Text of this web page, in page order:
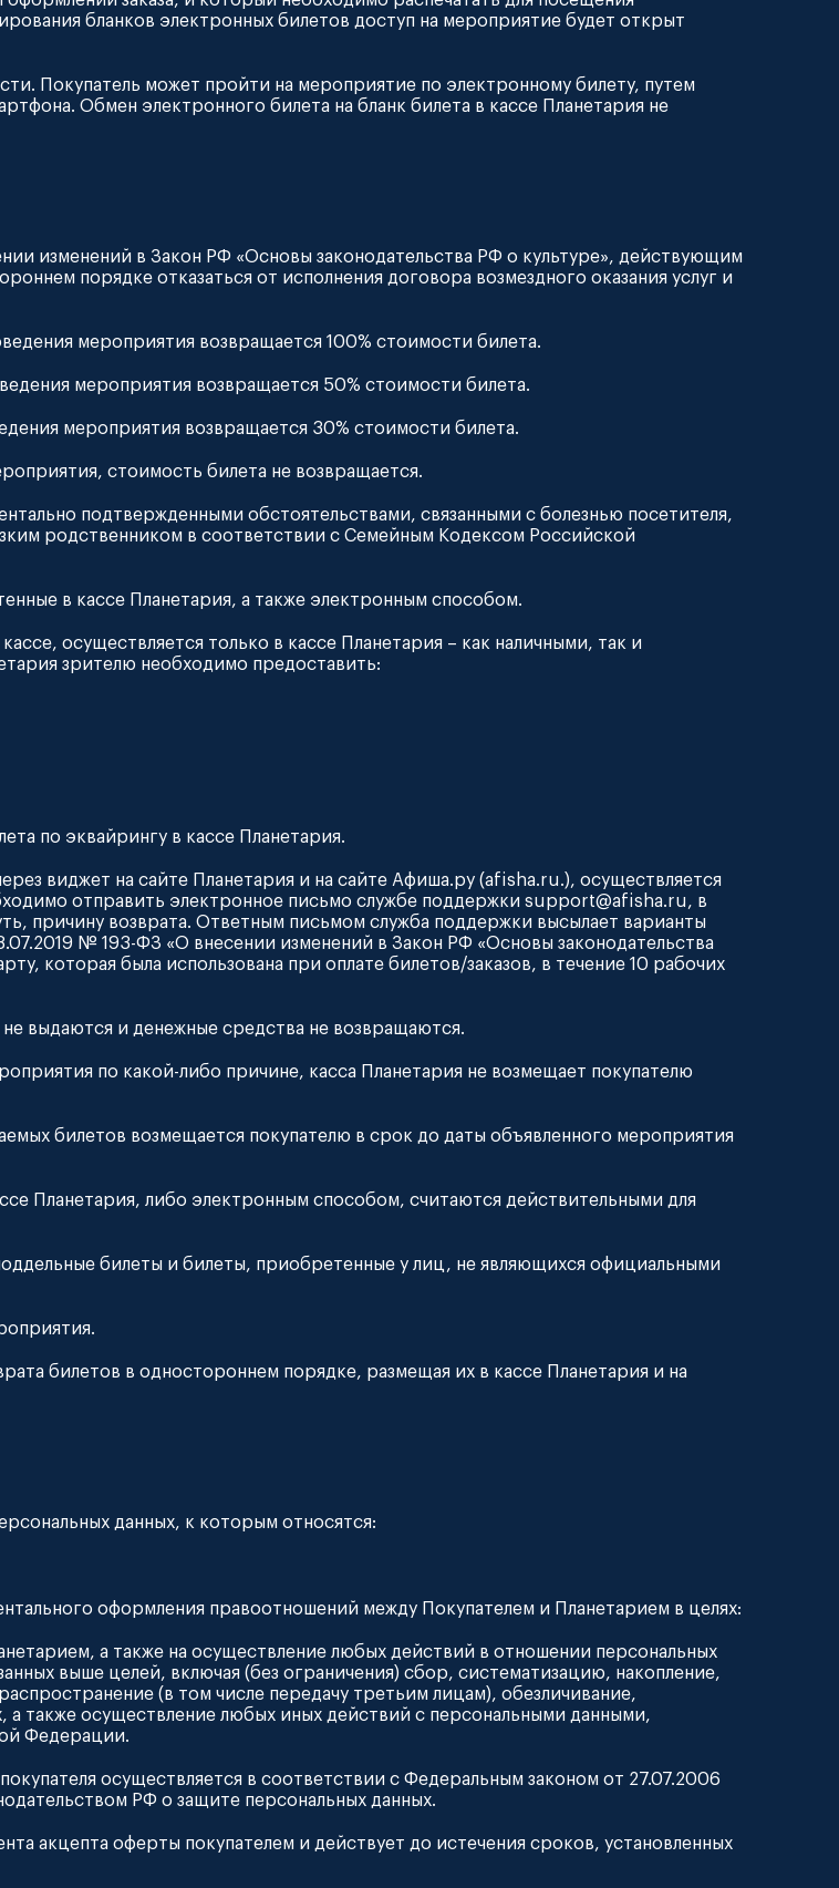
бланков электронных билетов доступ на мероприятие будет открыт
Покупатель может пройти на мероприятие по электронному билету, путем
Обмен электронного билета на бланк билета в кассе Планетария не
изменений в Закон РФ «Основы законодательства РФ о культуре», действующим
порядке отказаться от исполнения договора возмездного оказания услуг и
мероприятия возвращается 100% стоимости билета.
мероприятия возвращается 50% стоимости билета.
мероприятия возвращается 30% стоимости билета.
стоимость билета не возвращается.
подтвержденными обстоятельствами, связанными с болезнью посетителя,
родственником в соответствии с Семейным Кодексом Российской
в кассе Планетария, а также электронным способом.
осуществляется только в кассе Планетария – как наличными, так и
зрителю необходимо предоставить:
по эквайрингу в кассе Планетария.
виджет на сайте Планетария и на сайте Афиша.ру (afisha.ru.), осуществляется
отправить электронное письмо службе поддержки support@afisha.ru , в
причину возврата. Ответным письмом служба поддержки высылает варианты
№ 193-ФЗ «О внесении изменений в Закон РФ «Основы законодательства
которая была использована при оплате билетов/заказов, в течение 10 рабочих
выдаются и денежные средства не возвращаются.
по какой-либо причине, касса Планетария не возмещает покупателю
билетов возмещается покупателю в срок до даты объявленного мероприятия
Планетария, либо электронным способом, считаются действительными для
билеты и билеты, приобретенные у лиц, не являющихся официальными
билетов в одностороннем порядке, размещая их в кассе Планетария и на
данных, к которым относятся:
оформления правоотношений между Покупателем и Планетарием в целях:
а также на осуществление любых действий в отношении персональных
выше целей, включая (без ограничения) сбор, систематизацию, накопление,
(в том числе передачу третьим лицам), обезличивание,
а также осуществление любых иных действий с персональными данными,
Федерации.
осуществляется в соответствии с Федеральным законом от 27.07.2006
РФ о защите персональных данных.
акцепта оферты покупателем и действует до истечения сроков, установленных